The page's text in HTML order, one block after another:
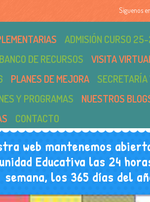
Síguenos
ADMISIÓN CURSO
BANCO DE RECURSOS VISITA
PLANES DE MEJORA
Y PROGRAMAS NUESTROS
CONTACTO
web mantenemos
Educativa las 24
semana, los 365 días del